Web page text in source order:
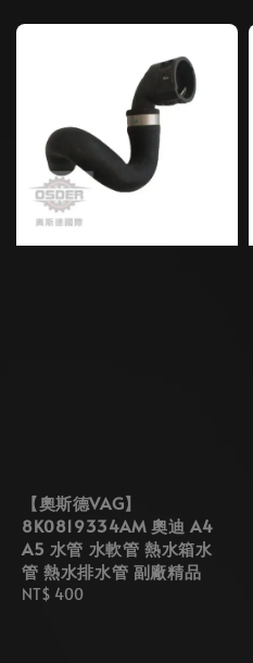
【奧斯德VAG】
8K0819334AM 奧迪 A4
A5 水管 水軟管 熱水箱水
管 熱水排水管 副廠精品
Regular
NT$ 400